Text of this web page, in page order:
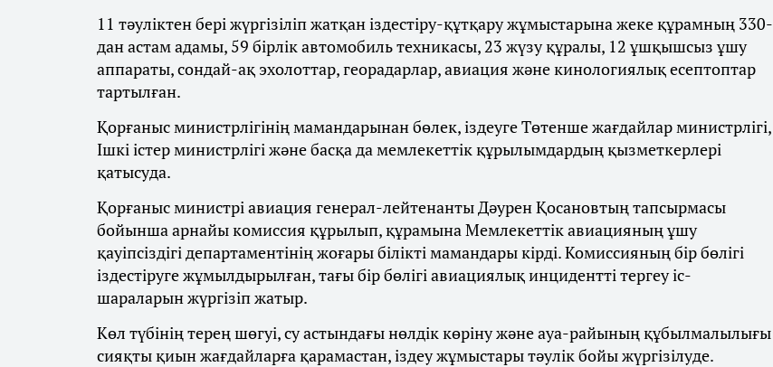
11 тәуліктен бері жүргізіліп жатқан іздестіру-құтқару жұмыстарына жеке құрамның 330-
дан астам адамы, 59 бірлік автомобиль техникасы, 23 жүзу құралы, 12 ұшқышсыз ұшу
аппараты, сондай-ақ эхолоттар, георадарлар, авиация және кинологиялық есептоптар
тартылған.
Қорғаныс министрлігінің мамандарынан бөлек, іздеуге Төтенше жағдайлар министрлігі,
Ішкі істер министрлігі және басқа да мемлекеттік құрылымдардың қызметкерлері
қатысуда.
Қорғаныс министрі авиация генерал-лейтенанты Дәурен Қосановтың тапсырмасы
бойынша арнайы комиссия құрылып, құрамына Мемлекеттік авиацияның ұшу
қауіпсіздігі департаментінің жоғары білікті мамандары кірді. Комиссияның бір бөлігі
іздестіруге жұмылдырылған, тағы бір бөлігі авиациялық инцидентті тергеу іс-
шараларын жүргізіп жатыр.
Көл түбінің терең шөгуі, су астындағы нөлдік көріну және ауа-райының құбылмалылығы
сияқты қиын жағдайларға қарамастан, іздеу жұмыстары тәулік бойы жүргізілуде.